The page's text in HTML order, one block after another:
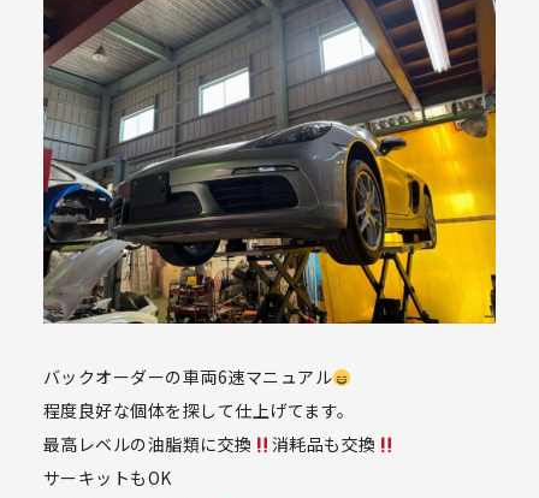
バックオーダーの車両6速マニュアル
程度良好な個体を探して仕上げてます。
最高レベルの油脂類に交換
消耗品も交換
サーキットもOK